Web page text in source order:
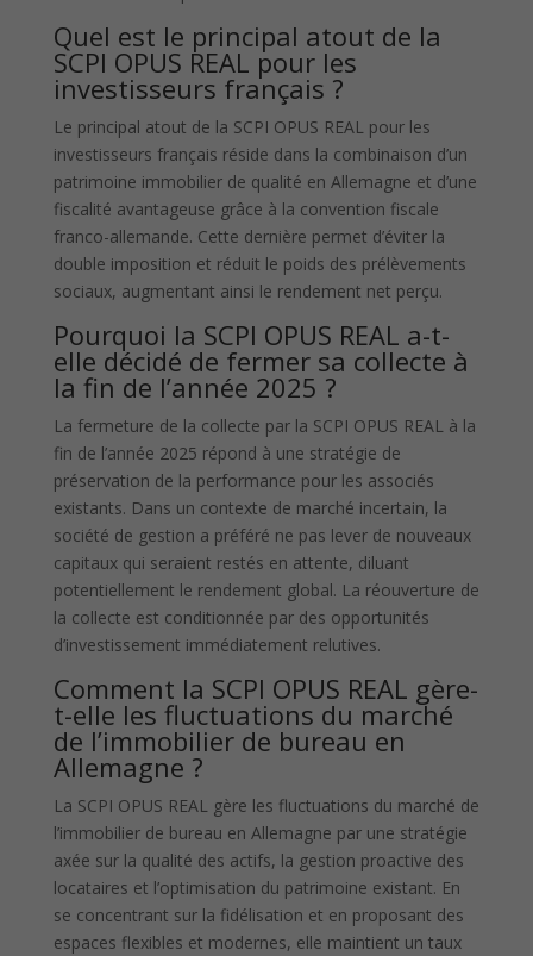
Quel est le principal atout de la
SCPI OPUS REAL pour les
investisseurs français ?
Le principal atout de la SCPI OPUS REAL pour les
investisseurs français réside dans la combinaison d’un
patrimoine immobilier de qualité en Allemagne et d’une
fiscalité avantageuse grâce à la convention fiscale
franco-allemande. Cette dernière permet d’éviter la
double imposition et réduit le poids des prélèvements
sociaux, augmentant ainsi le rendement net perçu.
Pourquoi la SCPI OPUS REAL a-t-
elle décidé de fermer sa collecte à
la fin de l’année 2025 ?
La fermeture de la collecte par la SCPI OPUS REAL à la
fin de l’année 2025 répond à une stratégie de
préservation de la performance pour les associés
existants. Dans un contexte de marché incertain, la
société de gestion a préféré ne pas lever de nouveaux
capitaux qui seraient restés en attente, diluant
potentiellement le rendement global. La réouverture de
la collecte est conditionnée par des opportunités
d’investissement immédiatement relutives.
Comment la SCPI OPUS REAL gère-
t-elle les fluctuations du marché
de l’immobilier de bureau en
Allemagne ?
La SCPI OPUS REAL gère les fluctuations du marché de
l’immobilier de bureau en Allemagne par une stratégie
axée sur la qualité des actifs, la gestion proactive des
locataires et l’optimisation du patrimoine existant. En
se concentrant sur la fidélisation et en proposant des
espaces flexibles et modernes, elle maintient un taux